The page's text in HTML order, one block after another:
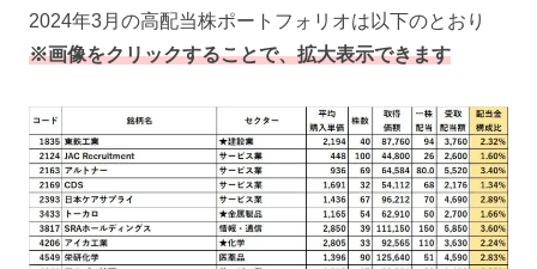
2024年3月の高配当株ポートフォリオは以下のとおり
※画像をクリックすることで、拡大表示できます